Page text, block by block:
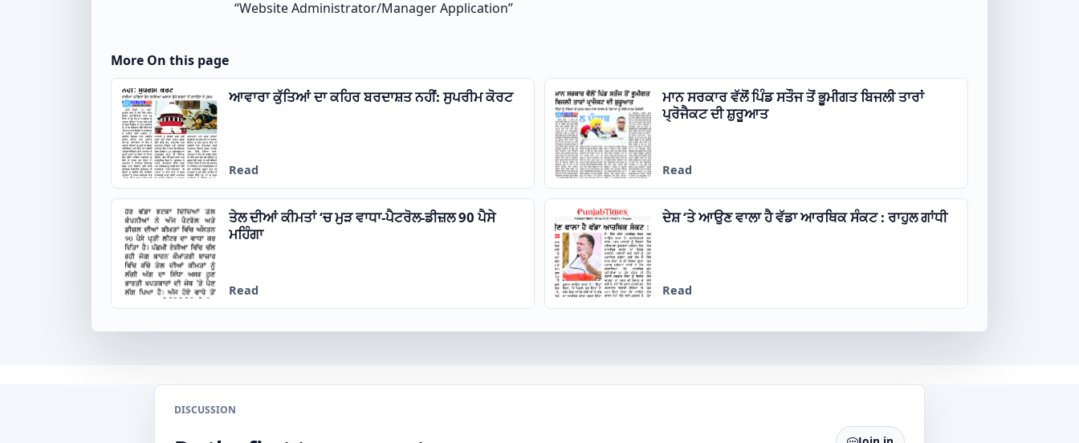
“Website Administrator/Manager Application”
More On this page
ਆਵਾਰਾ ਕੁੱਤਿਆਂ ਦਾ ਕਹਿਰ ਬਰਦਾਸ਼ਤ ਨਹੀਂ: ਸੁਪਰੀਮ ਕੋਰਟ
Read
ਮਾਨ ਸਰਕਾਰ ਵੱਲੋਂ ਪਿੰਡ ਸਤੌਜ ਤੋਂ ਭੂਮੀਗਤ ਬਿਜਲੀ ਤਾਰਾਂ
ਪ੍ਰੋਜੈਕਟ ਦੀ ਸ਼ੁਰੂਆਤ
Read
ਤੇਲ ਦੀਆਂ ਕੀਮਤਾਂ ‘ਚ ਮੁੜ ਵਾਧਾ-ਪੈਟਰੋਲ-ਡੀਜ਼ਲ 90 ਪੈਸੇ
ਮਹਿੰਗਾ
Read
ਦੇਸ਼ ‘ਤੇ ਆਉਣ ਵਾਲਾ ਹੈ ਵੱਡਾ ਆਰਥਿਕ ਸੰਕਟ : ਰਾਹੁਲ ਗਾਂਧੀ
Read
DISCUSSION